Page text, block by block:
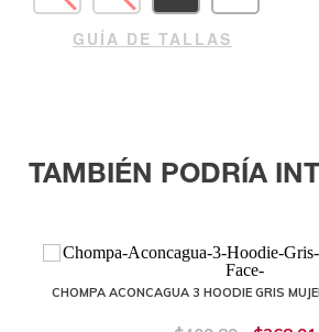
GUÍA DE TALLAS
TAMBIÉN PODRÍA
CHOMPA ACONCAGUA 3 HOODIE GRIS